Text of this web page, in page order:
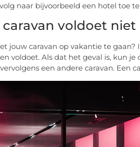
naar bijvoorbeeld een hotel toe
caravan voldoet
jouw caravan op vakantie te
voldoet. Als dat het geval is, kun
een andere caravan. Een